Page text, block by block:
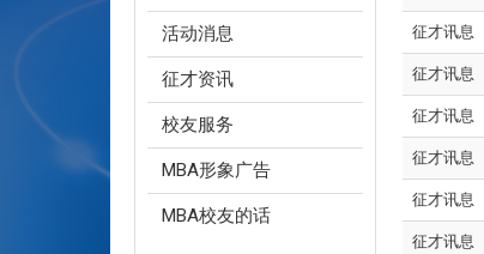
活动消息
征才资讯
校友服务
MBA形象广告
MBA校友的话
征才讯息
征才讯息
征才讯息
征才讯息
征才讯息
征才讯息